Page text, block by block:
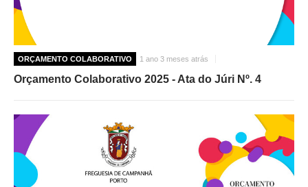
ORÇAMENTO COLABORATIVO 1 ano 3 meses atrás
Orçamento Colaborativo 2025 - Ata do Júri Nº. 4